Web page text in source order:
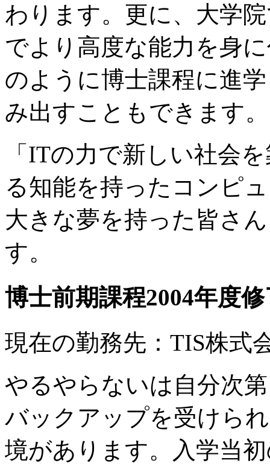
わります。更に、大学
でより高度な能力を身
のように博士課程に進
み出すこともできます。
「ITの力で新しい社会
る知能を持ったコンピ
大きな夢を持った皆さ
す。
博士前期課程2004年度
現在の勤務先：TIS株式
やるやらないは自分次
バックアップを受けら
境があります。入学当